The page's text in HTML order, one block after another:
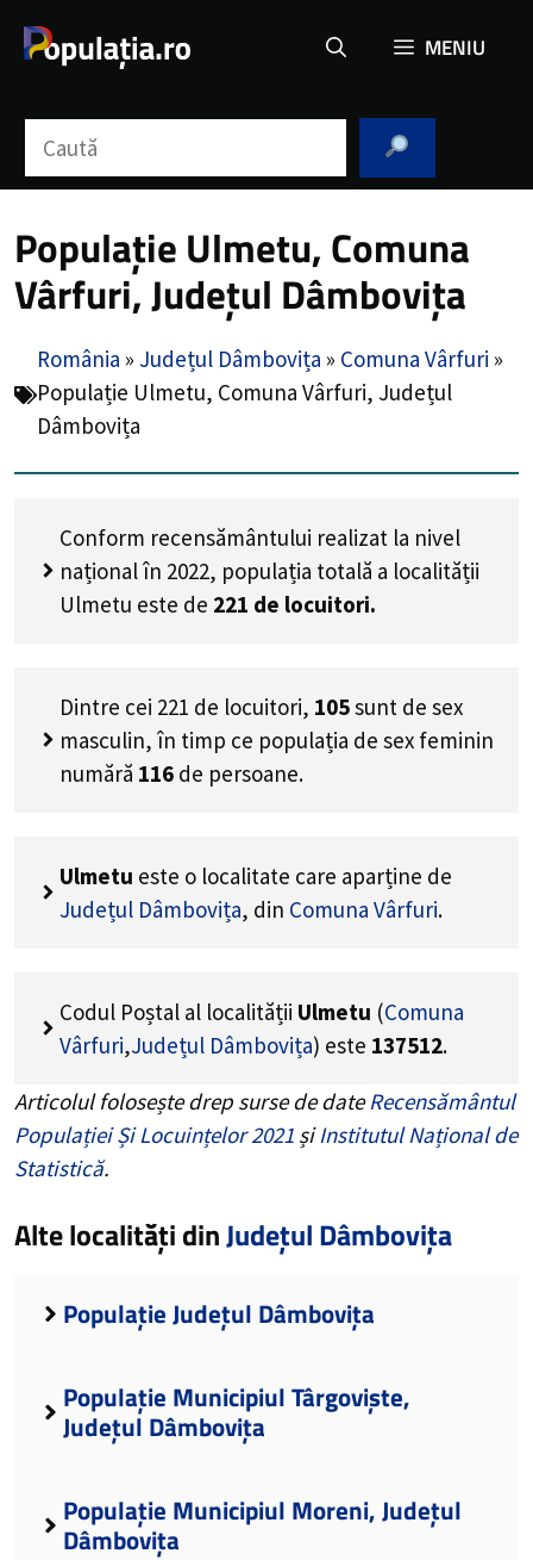
MENIU
Populație Ulmetu, Comuna
Vârfuri, Județul Dâmbovița
România » Județul Dâmbovița » Comuna Vârfuri »
Populație Ulmetu, Comuna Vârfuri, Județul
Dâmbovița
Conform recensământului realizat la nivel
național în 2022, populația totală a localității
Ulmetu este de 221 de locuitori.
Dintre cei 221 de locuitori, 105sunt de sex
masculin, în timp ce populația de sex feminin
numără 116 de persoane.
Ulmetu este o localitate care aparține de
Județul Dâmbovița, din Comuna Vârfuri.
Codul Poștal al localității Ulmetu (Comuna
Vârfuri,Județul Dâmbovița) este 137512.
Articolul folosește drep surse de dateRecensământul
Populației Și Locuințelor 2021 șiInstitutul Național de
Statistică.
Alte localități dinJudețul Dâmbovița
Populație Județul Dâmbovița
Populație Municipiul Târgoviște,
Județul Dâmbovița
Populație Municipiul Moreni, Județul
Dâmbovița